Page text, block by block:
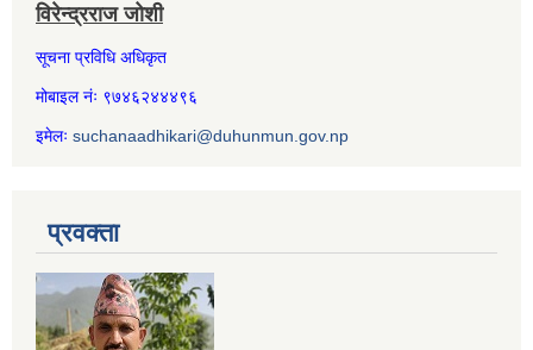
विरेन्द्रराज जोशी
सूचना प्रविधि अधिकृत
मोबाइल नंः ९७४६२४४४९६
इमेलः suchanaadhikari@duhunmun.gov.np
प्रवक्ता